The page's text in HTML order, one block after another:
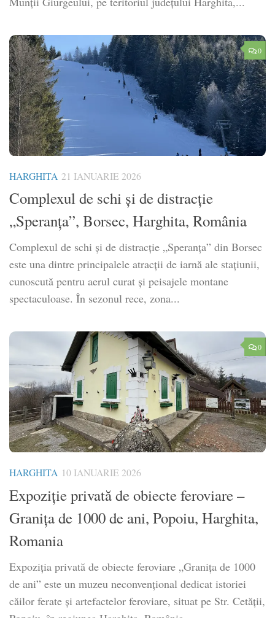
0
HARGHITA 21 IANUARIE 2026
Complexul de schi și de distracție
„Speranța”, Borsec, Harghita, România
Complexul de schi și de distracție „Speranța” din Borsec
este una dintre principalele atracții de iarnă ale stațiunii,
cunoscută pentru aerul curat și peisajele montane
spectaculoase. În sezonul rece, zona...
0
HARGHITA 10 IANUARIE 2026
Expoziție privată de obiecte feroviare –
Granița de 1000 de ani, Popoiu, Harghita,
Romania
Expoziția privată de obiecte feroviare „Granița de 1000
de ani” este un muzeu neconvențional dedicat istoriei
căilor ferate și artefactelor feroviare, situat pe Str. Cetății,